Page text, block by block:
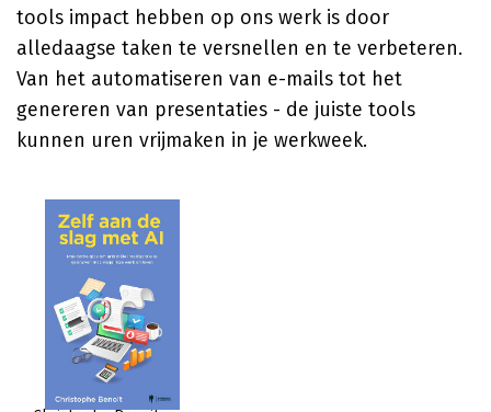
tools impact hebben op ons werk is door
alledaagse taken te versnellen en te verbeteren.
Van het automatiseren van e-mails tot het
genereren van presentaties - de juiste tools
kunnen uren vrijmaken in je werkweek.